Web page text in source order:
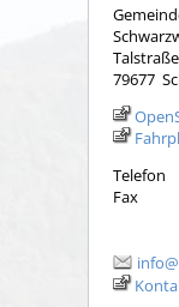
79677
Telefon
Fax